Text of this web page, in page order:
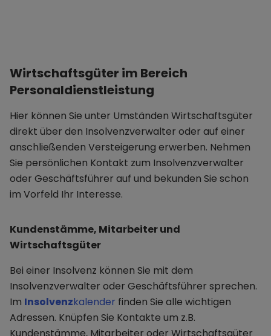
Wirtschaftsgüter im Bereich
Personaldienstleistung
Hier können Sie unter Umständen Wirtschaftsgüter
direkt über den Insolvenzverwalter oder auf einer
anschließenden Versteigerung erwerben. Nehmen
Sie persönlichen Kontakt zum Insolvenzverwalter
oder Geschäftsführer auf und bekunden Sie schon
im Vorfeld Ihr Interesse.
Kundenstämme, Mitarbeiter und
Wirtschaftsgüter
Bei einer Insolvenz können Sie mit dem
Insolvenzverwalter oder Geschäftsführer sprechen.
Im Insolvenzkalender finden Sie alle wichtigen
Adressen. Knüpfen Sie Kontakte um z.B.